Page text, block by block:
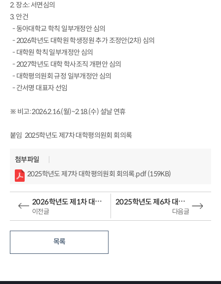
2. 장소: 서면심의
3. 안건
-동아대학교 학칙 일부개정안 심의
- 2026학년도 대학원 학생정원 추가 조정안(2차) 심의
- 대학원 학칙 일부개정안 심의
- 2027학년도 대학 학사조직 개편안 심의
- 대학평의원회 규정 일부개정안 심의
- 간서명 대표자 선임
※ 비고: 2026.2.16.(월)~2.18.(수) 설날 연휴
붙임 2025학년도 제7차 대학평의원회 회의록
첨부파일
2025학년도 제7차 대학평의원회 회의록.pdf (159KB)
이전글
2026학년도 제1차 대학평의원회 회의록
다음글
2025학년도 제6차 대학평의원회 회의록
목록